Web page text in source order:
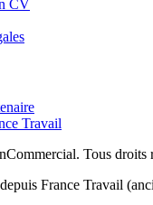
CV
Travail
Tous droits
France Travail